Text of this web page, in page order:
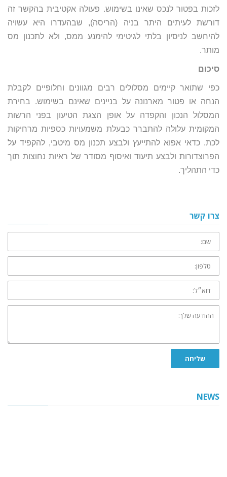
לזכות בפטור לנכס שאינו בשימוש. פעולה אקטיבית בהקשר זה
דורשת לעיתים היתר בניה (הריסה), שבהעדרו היא עשויה
להיחשב לניסיון בלתי לגיטימי להימנע ממס, ולא לתכנון מס
מותר.
סיכום
כפי שתואר קיימים מסלולים רבים מגוונים וחלופיים לקבלת
הנחה או פטור מארנונה על בניינים שאינם בשימוש. בחירת
המסלול הנכון והקפדה על אופן הצגת הטיעון בפני הרשות
המקומית עלולה להתברר כבעלת משמעויות כספיות מרחיקות
לכת. כדאי אפוא להתייעץ ולבצע תכנון מס מיטבי, להקפיד על
הפרוצדורות ולבצע תיעוד ואיסוף מסודר של ראיות נחוצות תוך
כדי התהליך.
צרו קשר
שם:
טלפון:
דוא״ל:
ההודעה
שלך:
שליחה
NEWS